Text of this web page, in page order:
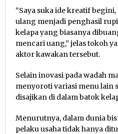
“Saya suka ide kreatif
ulang menjadi penghasil
kelapa yang biasanya
mencari uang,” jelas tokoh
aktor kawakan tersebut.
Selain inovasi pada wadah
menyoroti variasi menu lain
disajikan di dalam batok
Menurutnya, dalam dunia
pelaku usaha tidak hanya